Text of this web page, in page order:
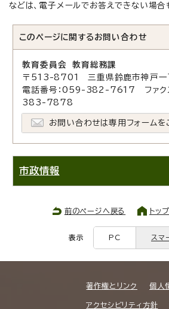
などは、電子メールでお答えできない場合
このページに関する お問い合わせ
教育委員会 教育総務課
〒513-8701 三重県鈴鹿市神戸一
電話番号：059-382-7617 ファク
383-7878
お問い合わせは専用フォームを
市政情報
前のページへ戻る トッ
表示 PC スマ
著作権とリンク 個人
アクセシビリティ方針